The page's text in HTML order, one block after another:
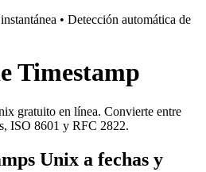
• Detección automática de
Timestamp
gratuito en línea. Convierte entre
ISO 8601 y RFC 2822.
Unix a fechas y